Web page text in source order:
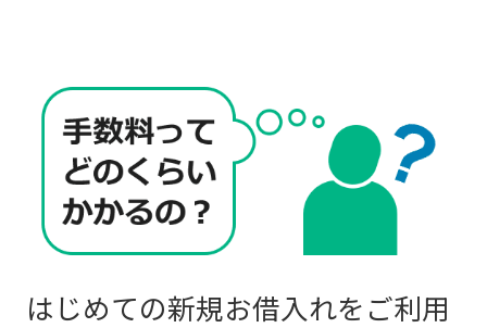
はじめての新規お借入れをご利用